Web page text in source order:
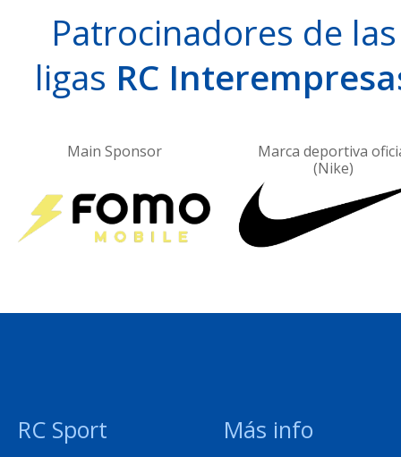
Patrocinadores de las
ligas RC
Marca deportiva oficial
Bebida solidaria
RC Sport Más info